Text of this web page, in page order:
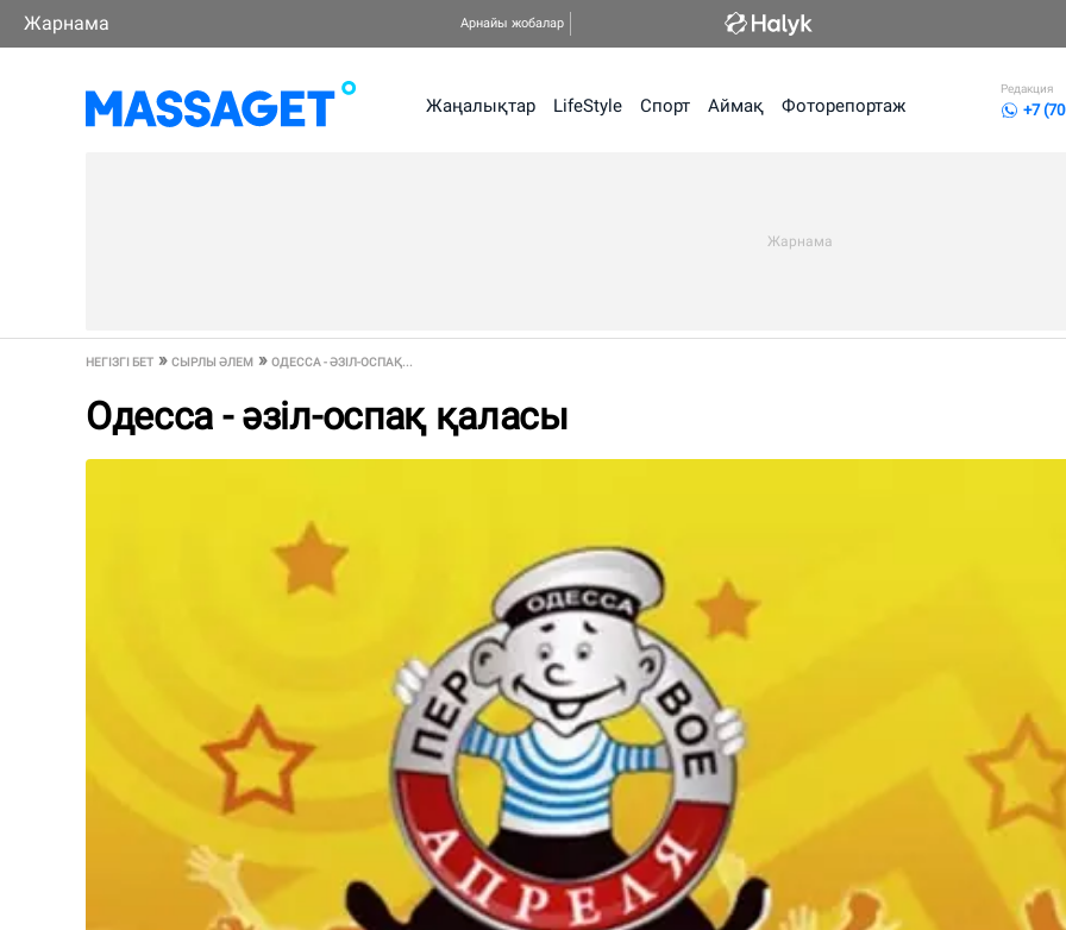
Жарнама Арнайы жобалар
Жаңалықтар LifeStyle Спорт Аймақ Фоторепортаж
Редакция
+7
НЕГІЗГІ БЕТ СЫРЛЫ ӘЛЕМ ОДЕССА - ӘЗІЛ-ОСПАҚ...
Одесса - әзіл-оспақ қаласы